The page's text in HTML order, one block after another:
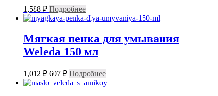
1,588 ₽ Подробнее
Мягкая пенка для умывания
Weleda 150 мл
1,012₽ Первоначальная
цена
составляла
607 ₽Текущая
цена:
Подробнее